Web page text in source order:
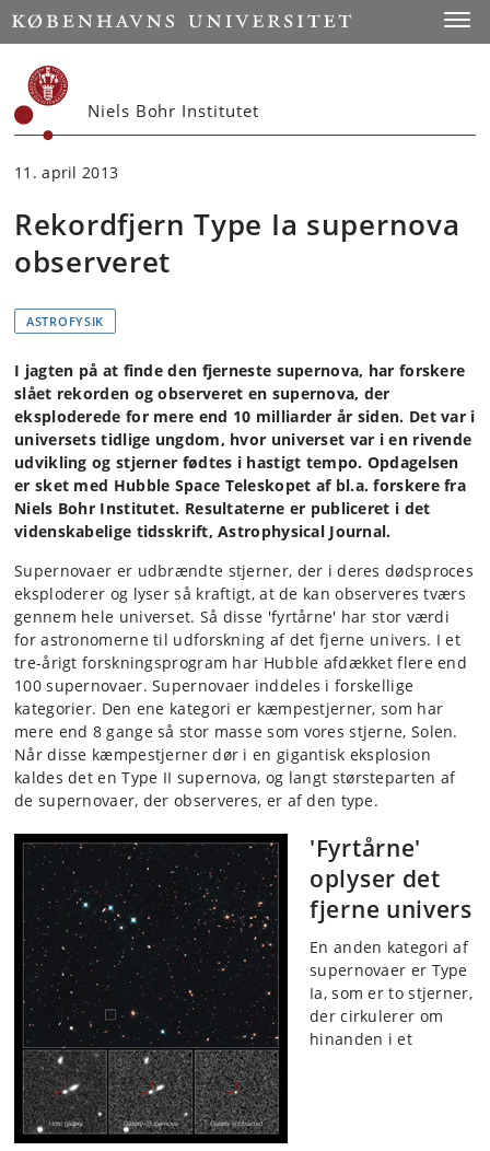
Start
Niels Bohr Institutet
11. april 2013
Rekordfjern Type Ia supernova
observeret
ASTROFYSIK
I jagten på at finde den fjerneste supernova, har forskere
slået rekorden og observeret en supernova, der
eksploderede for mere end 10 milliarder år siden. Det var i
universets tidlige ungdom, hvor universet var i en rivende
udvikling og stjerner fødtes i hastigt tempo. Opdagelsen
er sket med Hubble Space Teleskopet af bl.a. forskere fra
Niels Bohr Institutet. Resultaterne er publiceret i det
videnskabelige tidsskrift, Astrophysical Journal.
Supernovaer er udbrændte stjerner, der i deres dødsproces
eksploderer og lyser så kraftigt, at de kan observeres tværs
gennem hele universet. Så disse 'fyrtårne' har stor værdi
for astronomerne til udforskning af det fjerne univers. I et
tre-årigt forskningsprogram har Hubble afdækket flere end
100 supernovaer. Supernovaer inddeles i forskellige
kategorier. Den ene kategori er kæmpestjerner, som har
mere end 8 gange så stor masse som vores stjerne, Solen.
Når disse kæmpestjerner dør i en gigantisk eksplosion
kaldes det en Type II supernova, og langt størsteparten af
de supernovaer, der observeres, er af den type.
'Fyrtårne'
oplyser det
fjerne univers
En anden kategori af
supernovaer er Type
Ia, som er to stjerner,
der cirkulerer om
hinanden i et